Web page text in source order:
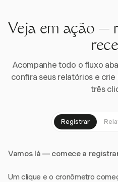
Veja em ação —
Acompanhe todo o fluxo
confira seus relatórios e
três
Registrar
Vamos lá — comece a
Um clique e o cronômetro